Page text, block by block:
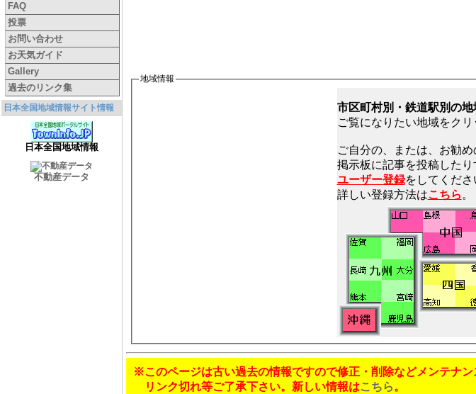
FAQ
投票
お問い合わせ
お天気ガイド
Gallery
過去のリンク集
日本全国地域情報サイト情報
日本全国地域情報
不動産データ
地域情報
市区町村別・鉄道駅別の
ご覧になりたい地域をクリ
ご自分の、または、お勧
ユーザー登録をしてくださ
詳しい登録方法はこちら 。
※このページは古い過去の情報ですので修正・削除などメンテナン
リンク切れ等ご了承下さい。新しい情報はこちら。